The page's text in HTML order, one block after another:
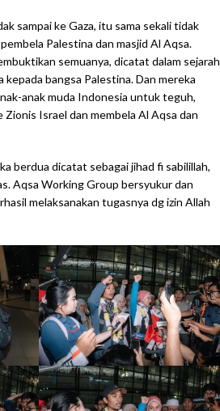
sampai ke Gaza, itu sama sekali tidak
Palestina dan masjid Al Aqsa.
semuanya, dicatat dalam sejarah
bangsa Palestina. Dan mereka
anak muda Indonesia untuk teguh,
Zionis Israel dan membela Al Aqsa dan
berdua dicatat sebagai jihad fi sabilillah,
Aqsa Working Group bersyukur dan
melaksanakan tugasnya dg izin Allah